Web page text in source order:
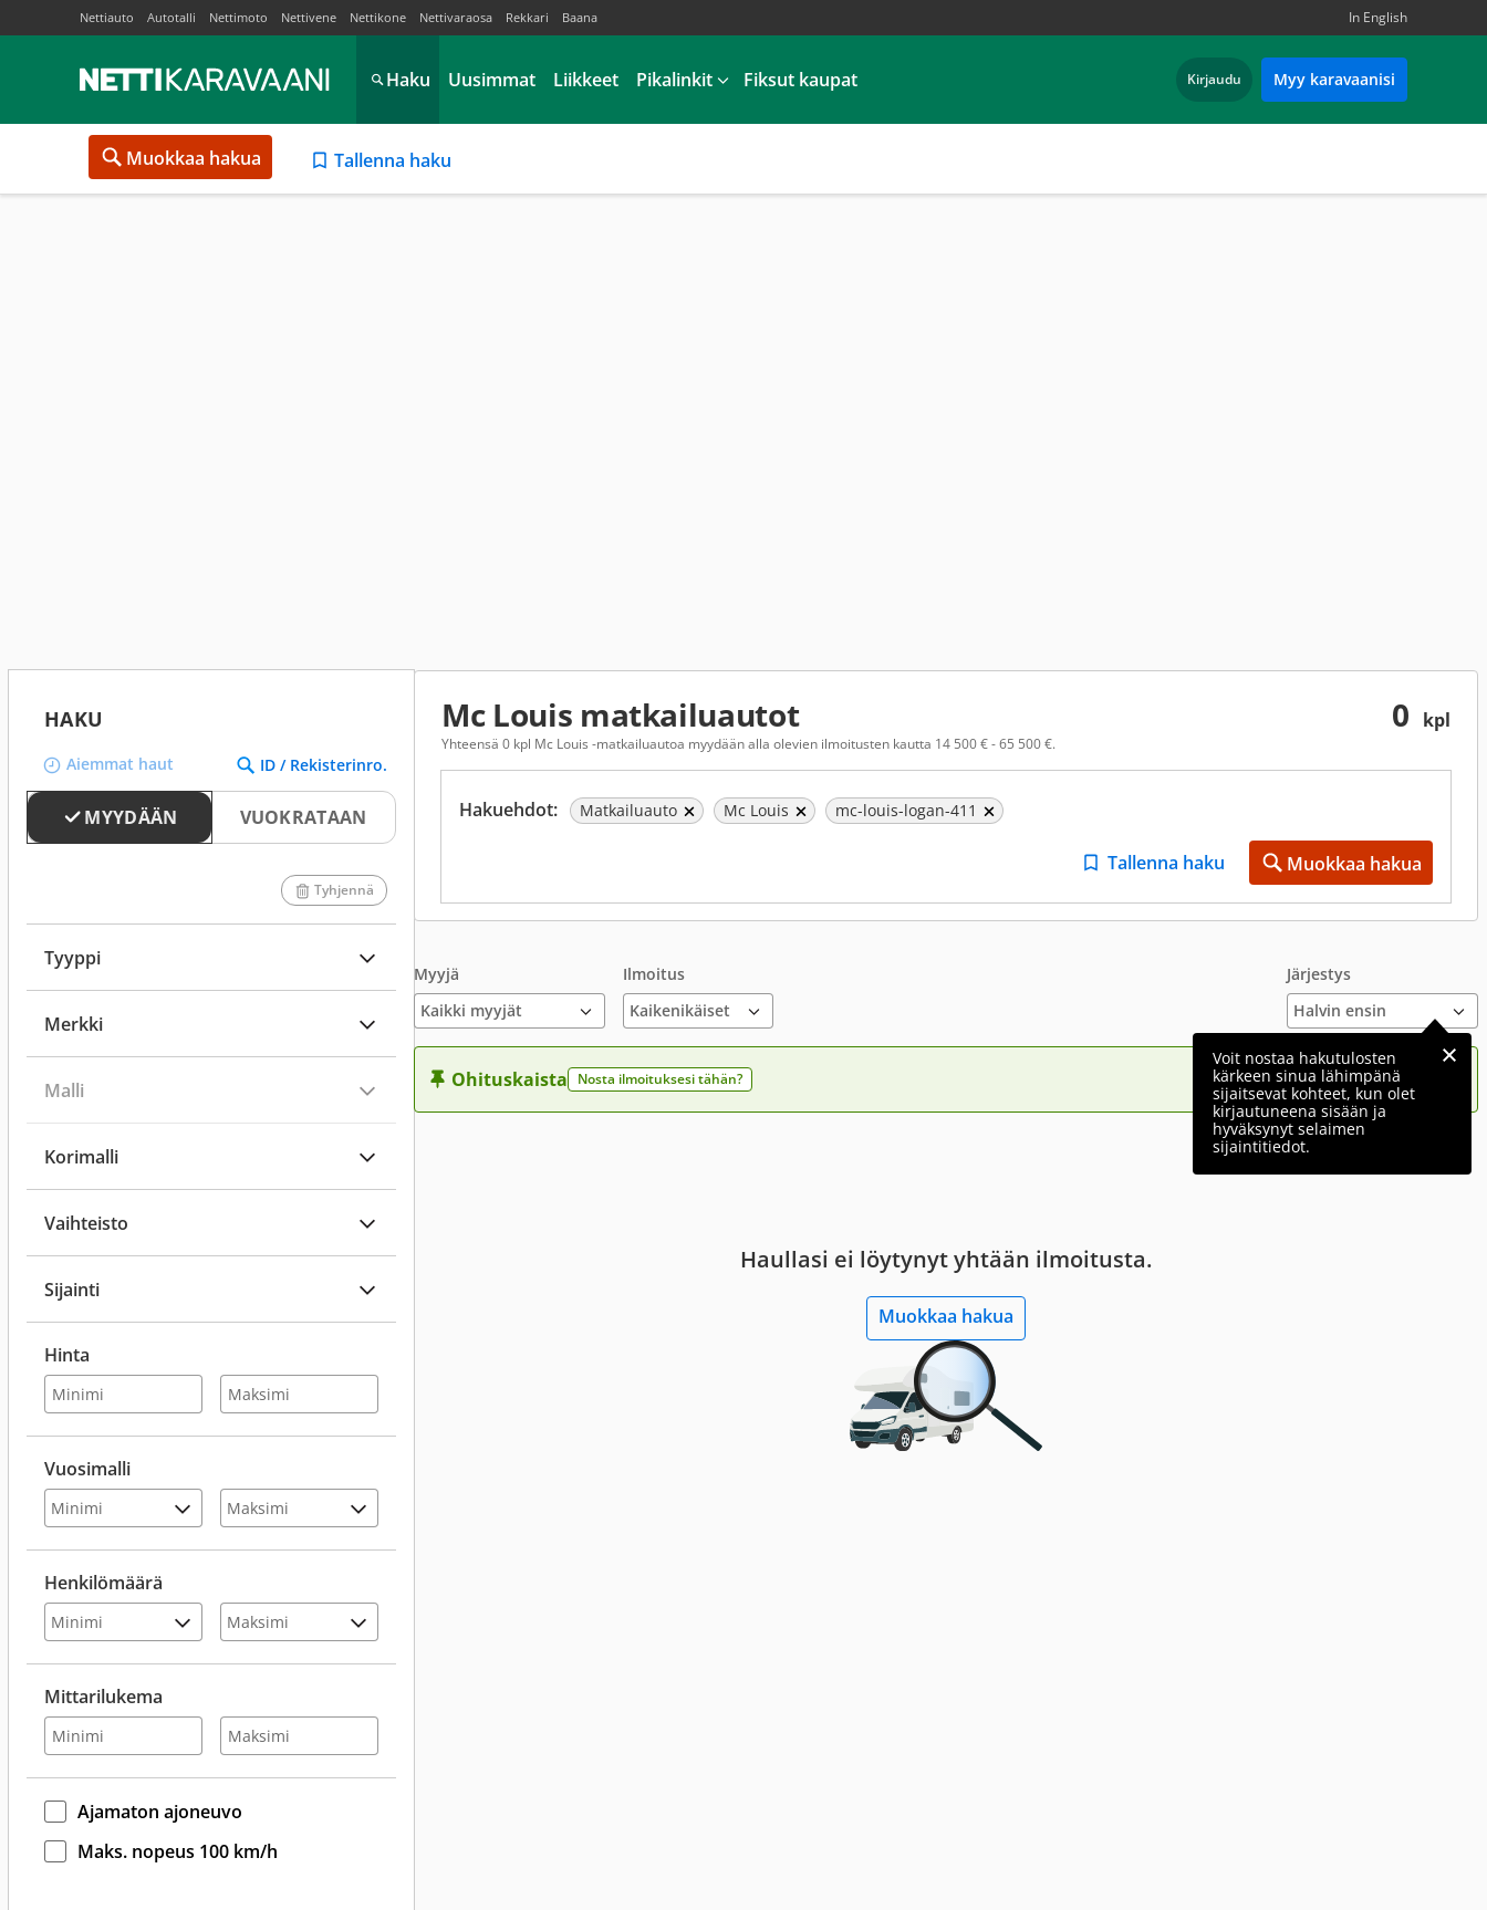
Nettiauto Autotalli Nettimoto Nettivene Nettikone Nettivaraosa Rekkari Baana In English
Haku Uusimmat Liikkeet Pikalinkit Fiksut kaupat Kirjaudu Myy karavaanisi
Muokkaa hakua Tallenna haku
HAKU
Aiemmat haut ID / Rekisterinro.
MYYDÄÄN VUOKRATAAN
Tyhjennä
Tyyppi
Merkki
Malli
Korimalli
Vaihteisto
Sijainti
Henkilömäärä
Mittarilukema
Vuosimalli
Hinta
Ajamaton ajoneuvo
Maks. nopeus 100 km/h
0 kpl
Mc Louis matkailuautot
Yhteensä 0 kpl Mc Louis -matkailuautoa myydään alla olevien ilmoitusten kautta 14 500 € - 65 500 €.
Hakuehdot: Matkailuauto Mc Louis mc-louis-logan-411
Tallenna haku Muokkaa hakua
Myyjä
Kaikki myyjät
Ilmoitus Järjestys
Voit nostaa hakutulosten
kärkeen sinua lähimpänä
sijaitsevat kohteet, kun olet
kirjautuneena sisään ja
hyväksynyt selaimen
sijaintitiedot.
Ohituskaista Nosta ilmoituksesi tähän?
Haullasi ei löytynyt yhtään ilmoitusta.
Muokkaa hakua